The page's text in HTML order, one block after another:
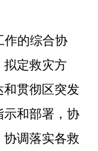
作的综合协
拟定救灾方
贯彻区突发
和部署，协
调落实各救